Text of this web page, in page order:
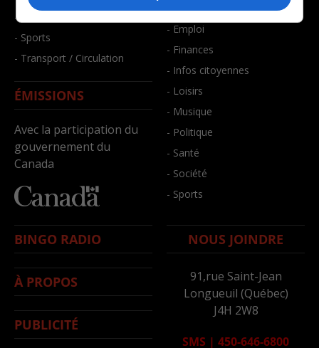
- Santé et bien-être
- Sports
- Transport / Circulation
ÉMISSIONS
Avec la participation du
gouvernement du
Canada
- Bien-être
- Emploi
- Finances
- Infos citoyennes
- Loisirs
- Musique
- Politique
- Santé
- Société
- Sports
BINGO RADIO
À PROPOS
PUBLICITÉ
NOUS JOINDRE
91,rue Saint-Jean
Longueuil (Québec)
J4H 2W8
SMS | 450-646-6800